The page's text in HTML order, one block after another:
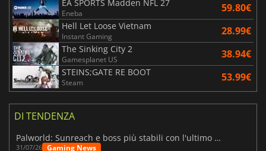
EA SPORTS Madden NFL 27
Eneba 59.80€
Hell Let Loose Vietnam
Instant Gaming 28.99€
The Sinking City 2
Gamesplanet US 38.94€
STEINS;GATE RE BOOT
Steam 53.99€
DI TENDENZA
Palworld: Sunreach e boss più stabili con l'ultimo update
31/07/26 Gaming News